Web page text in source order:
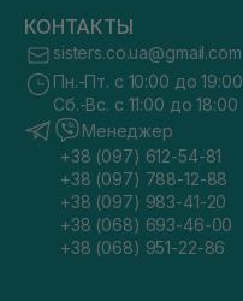
КОНТАКТЫ
sisters.co.ua@gmail.com
Пн.-Пт. с 10:00 до 19:00
Сб.-Вс. с 11:00 до 18:00
Менеджер
+38 (097) 612-54-81
+38 (097) 788-12-88
+38 (097) 983-41-20
+38 (068) 693-46-00
+38 (068) 951-22-86